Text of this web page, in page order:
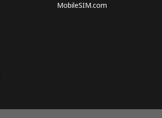
MobileSIM.com